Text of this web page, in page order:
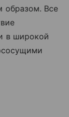
образом. Все
в широкой